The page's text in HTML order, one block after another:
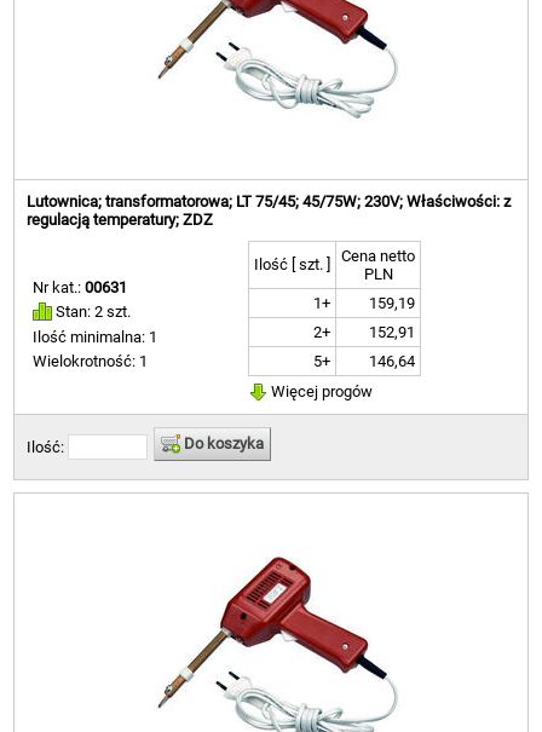
Lutownica; transformatorowa; LT 75/45; 45/75W; 230V; Właściwości: z
regulacją temperatury; ZDZ
Nr kat.:00631
Stan: 2 szt.
Ilość minimalna: 1
Wielokrotność: 1
Ilość [ szt. ]
Cena netto
PLN
1+
159,19
2+
152,91
5+
146,64
Więcej progów
Ilość: Do koszyka